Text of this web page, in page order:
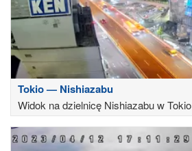
Tokio — Nishiazabu
Widok na dzielnicę Nishiazabu w Tokio